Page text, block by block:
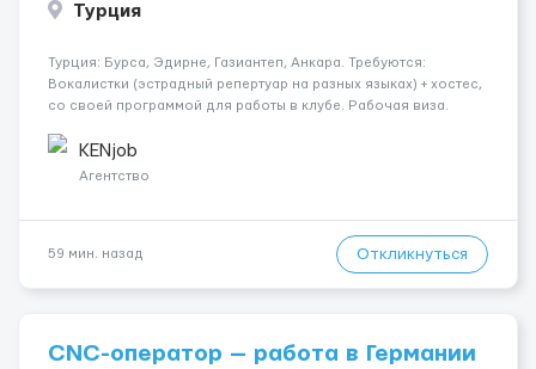
Турция
Турция: Бурса, Эдирне, Газиантеп, Анкара. Требуются:
Вокалистки (эстрадный репертуар на разных языках) + хостеc,
со своей программой для работы в клубе. Рабочая виза.
одного до трех месяцев. Мед. страховка. Высокая зарплат...
KENjob
Агентство
59 мин. назад Откликнуться
CNC-оператор — работа в Германии